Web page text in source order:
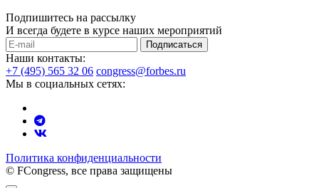
Подпишитесь на рассылку
И всегда будете в курсе наших мероприятий
Подписаться
Наши контакты:
+7 (495) 565 32 06 congress@forbes.ru
Мы в социальных сетях:
Политика конфиденциальности
© FCongress, все права защищены